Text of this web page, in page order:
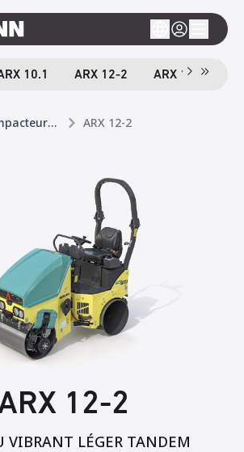
10.1 ARX 12-2 ARX 16-2
Compacteurs tandem ARX 12-2
12-2
VIBRANT LÉGER TANDEM